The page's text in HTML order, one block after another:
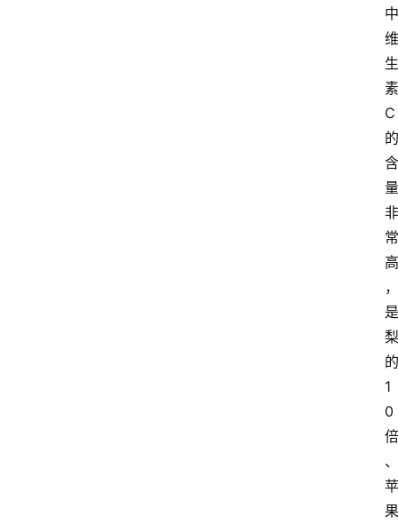
中
维
生
素
C
的
含
量
非
常
高
，
是
梨
的
1
0
倍
、
苹
果